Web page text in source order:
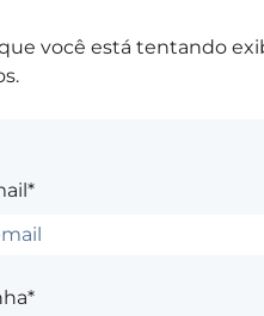
você está tentando